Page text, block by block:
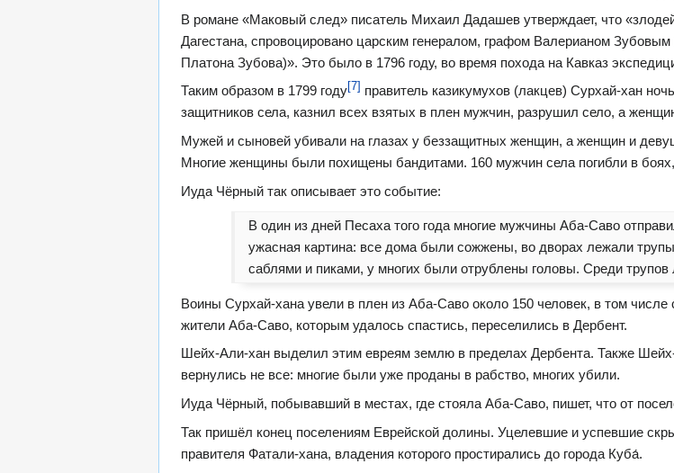
В романе «Маковый след» писатель Михаил Дадашев утверждает, что
Дагестана, спровоцировано царским генералом, графом Валерианом
Платона Зубова)». Это было в 1796 году, во время похода на Кавказ
Таким образом в 1799 году [7]
правитель казикумухов (лакцев) Сурхай-хан
защитников села, казнил всех взятых в плен мужчин, разрушил село, а
Мужей и сыновей убивали на глазах у беззащитных женщин, а женщин и
Многие женщины были похищены бандитами. 160 мужчин села погибли в
Иуда Чёрный так описывает это событие:
В один из дней Песаха того года многие мужчины Аба-Саво
ужасная картина: все дома были сожжены, во дворах лежали
саблями и пиками, у многих были отрублены головы. Среди
Воины Сурхай-хана увели в плен из Аба-Саво около 150 человек, в том
жители Аба-Саво, которым удалось спастись, переселились в Дербент.
Шейх-Али-хан выделил этим евреям землю в пределах Дербента. Также
вернулись не все: многие были уже проданы в рабство, многих убили.
Иуда Чёрный, побывавший в местах, где стояла Аба-Саво, пишет, что от
Так пришёл конец поселениям Еврейской долины. Уцелевшие и успевшие
правителя Фатали-хана, владения которого простирались до города Куба́.